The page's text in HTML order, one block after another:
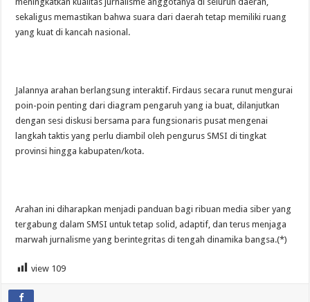
sekaligus memastikan bahwa suara dari daerah tetap memiliki ruang
yang kuat di kancah nasional.
Jalannya arahan berlangsung interaktif. Firdaus secara runut mengurai
poin-poin penting dari diagram pengaruh yang ia buat, dilanjutkan
dengan sesi diskusi bersama para fungsionaris pusat mengenai
langkah taktis yang perlu diambil oleh pengurus SMSI di tingkat
provinsi hingga kabupaten/kota.
Arahan ini diharapkan menjadi panduan bagi ribuan media siber yang
tergabung dalam SMSI untuk tetap solid, adaptif, dan terus menjaga
marwah jurnalisme yang berintegritas di tengah dinamika bangsa.(*)
view 109